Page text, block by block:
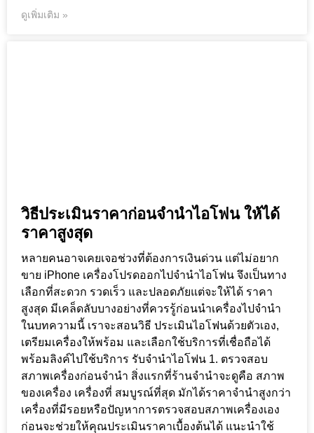
ดูเพิ่มเติม »
วิธีประเมินราคาก่อนจำนำไอโฟน ให้ได้
ราคาสูงสุด
หลายคนอาจเคยเจอช่วงที่ต้องการเงินด่วน แต่ไม่อยาก
ขาย iPhone เครื่องโปรดออกไปจำนำไอโฟน จึงเป็นทาง
เลือกที่สะดวก รวดเร็ว และปลอดภัยแต่จะให้ได้ ราคา
สูงสุด มีเคล็ดลับบางอย่างที่ควรรู้ก่อนนำเครื่องไปจำนำ
ในบทความนี้ เราจะสอนวิธี ประเมินไอโฟนด้วยตัวเอง,
เตรียมเครื่องให้พร้อม และเลือกใช้บริการที่เชื่อถือได้
พร้อมลิงค์ไปใช้บริการ รับจำนำไอโฟน 1. ตรวจสอบ
สภาพเครื่องก่อนจำนำ สิ่งแรกที่ร้านจำนำจะดูคือ สภาพ
ของเครื่อง เครื่องที่ สมบูรณ์ที่สุด มักได้ราคาจำนำสูงกว่า
เครื่องที่มีรอยหรือปัญหาการตรวจสอบสภาพเครื่องเอง
ก่อนจะช่วยให้คุณประเมินราคาเบื้องต้นได้ แนะนำใช้